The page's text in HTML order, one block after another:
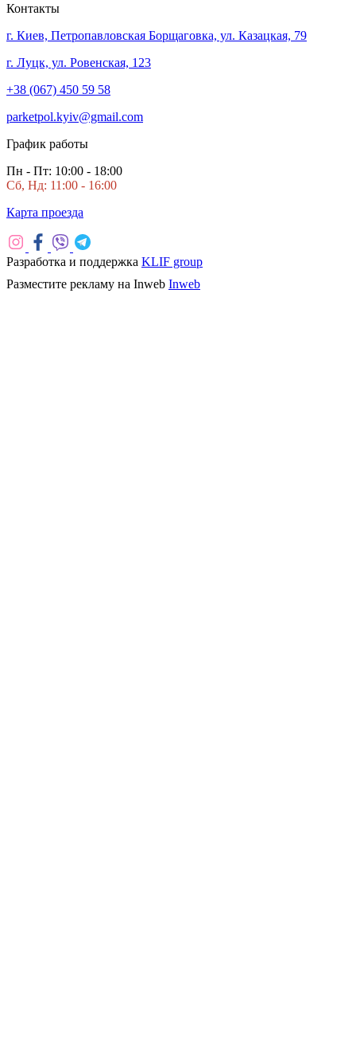
Контакты
г. Киев, Петропавловская Борщаговка, ул. Казацкая, 79
г. Луцк, ул. Ровенская, 123
+38 (067) 450 59 58
parketpol.kyiv@gmail.com
График работы
Пн - Пт: 10:00 - 18:00
Сб, Нд: 11:00 - 16:00
Карта проезда
Разработка и поддержка KLIF group
Разместите рекламу на Inweb Inweb